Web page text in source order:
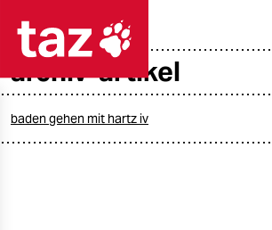
archiv-artikel
baden gehen mit hartz iv